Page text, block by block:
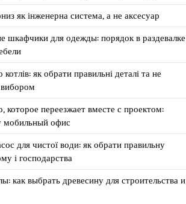
як інженерна система, а не аксесуар
шкафчики для одежды: порядок в раздевалке
як обрати правильні деталі та не
которое переезжает вместе с проектом:
мобильный офис
для чистої води: як обрати правильну
і господарства
как выбрать древесину для строительства и